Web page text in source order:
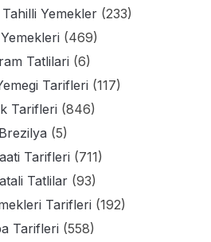
Yemekler (233)
(469)
Tatlilari (6)
Tarifleri (117)
Tarifleri (846)
Brezilya (5)
Tarifleri (711)
Tatlilar(93)
Tarifleri (192)
Tarifleri (558)